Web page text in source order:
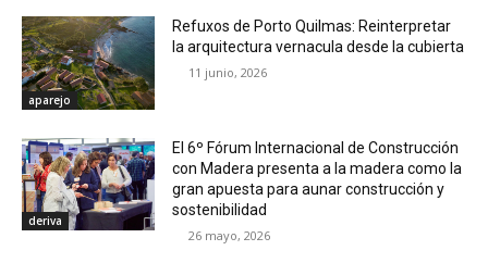
aparejo
Refuxos de Porto Quilmas: Reinterpretar
la arquitectura vernacula desde la cubierta
11 junio, 2026
deriva
El 6º Fórum Internacional de Construcción
con Madera presenta a la madera como la
gran apuesta para aunar construcción y
sostenibilidad
26 mayo, 2026